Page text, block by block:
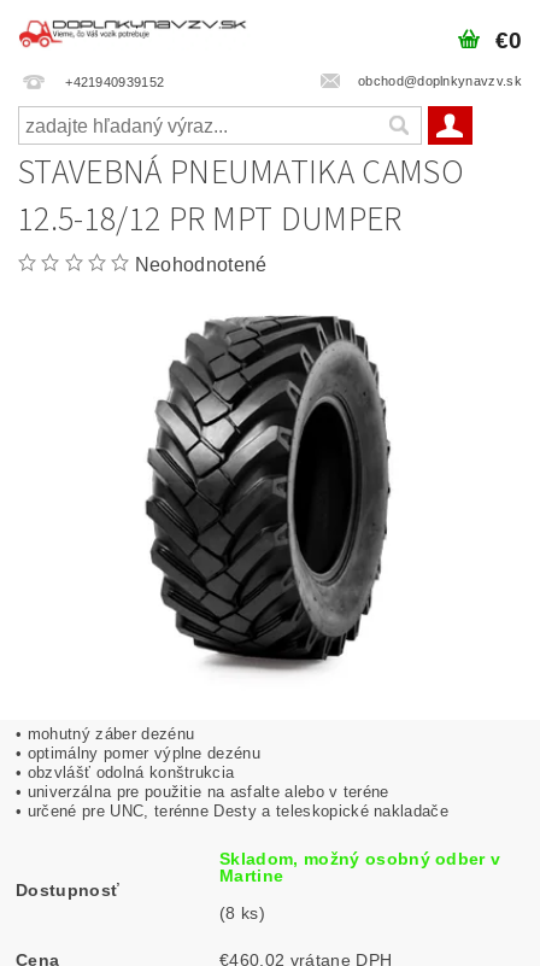
+421940939152 obchod@doplnkynavzv.sk
€0
STAVEBNÁ PNEUMATIKA CAMSO
12.5-18/12 PR MPT DUMPER
Neohodnotené
• mohutný záber dezénu
• optimálny pomer výplne dezénu
• obzvlášť odolná konštrukcia
• univerzálna pre použitie na asfalte alebo v teréne
• určené pre UNC, terénne Desty a teleskopické nakladače
Dostupnosť
Skladom, možný osobný odber v
Martine
(8 ks)
Cena €460,02 vrátane DPH